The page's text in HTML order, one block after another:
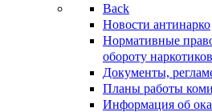
Back
Новости антинарко
Нормативные
обороту наркотиков
Документы,
Планы работы
Информация об